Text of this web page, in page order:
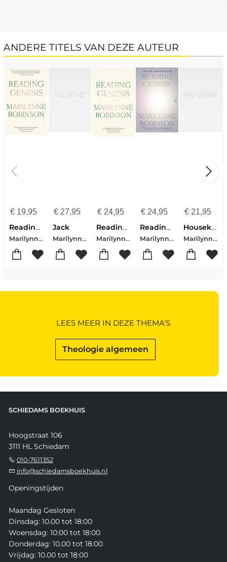
ANDERE TITELS VAN DEZE AUTEUR
€19,95
Reading Genesis
Marilynne Robinson
€27,95
Jack
Marilynne Robinson
€ 24,95
Reading Genesis
Marilynne Robinson
€ 24,95
Reading Genesis
Marilynne Robinson
€ 21,95
Housekeeping
Marilynne Robinson
Theologie algemeen
LEES MEER IN DEZE THEMA'S
SCHIEDAMS BOEKHUIS
Hoogstraat 106
3111 HL Schiedam
010-7611352
info@schiedamsboekhuis.nl
Openingstijden
Maandag Gesloten
Dinsdag: 10.00 tot 18:00
Woensdag: 10:00 tot 18:00
Donderdag: 10.00 tot 18:00
Vrijdag: 10.00 tot 18:00